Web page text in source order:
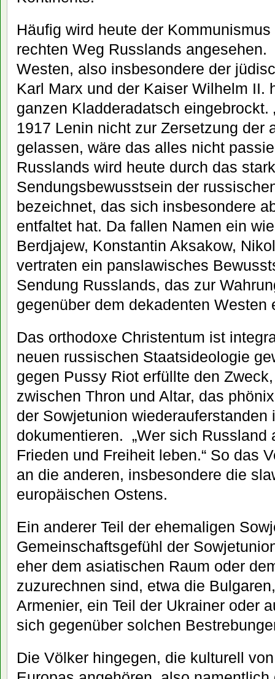
Häufig wird heute der
rechten Weg Russlands
Westen, also insbesondere der
Karl Marx und der Kaiser Wilhelm II.
ganzen Kladderadatsch eingebrockt.
1917 Lenin nicht zur Zersetzung der
gelassen, wäre das alles nicht
Russlands wird heute durch das
Sendungsbewusstsein der
bezeichnet, das sich insbesondere
entfaltet hat. Da fallen Namen ein
Berdjajew, Konstantin Aksakow,
vertraten ein panslawisches
Sendung Russlands, das zur
gegenüber dem dekadenten Westen
Das orthodoxe Christentum ist
neuen russischen Staatsideologie
gegen Pussy Riot erfüllte den
zwischen Thron und Altar, das
der Sowjetunion wiederauferstanden
dokumentieren. „Wer sich Russland
Frieden und Freiheit leben.“ So das
an die anderen, insbesondere die
europäischen Ostens.
Ein anderer Teil der ehemaligen
Gemeinschaftsgefühl der
eher dem asiatischen Raum oder
zuzurechnen sind, etwa die
Armenier, ein Teil der Ukrainer oder
sich gegenüber solchen
Die Völker hingegen, die kulturell